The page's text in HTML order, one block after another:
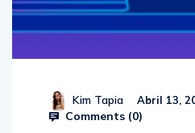
Kim Tapia Abril 13,
Comments (0)